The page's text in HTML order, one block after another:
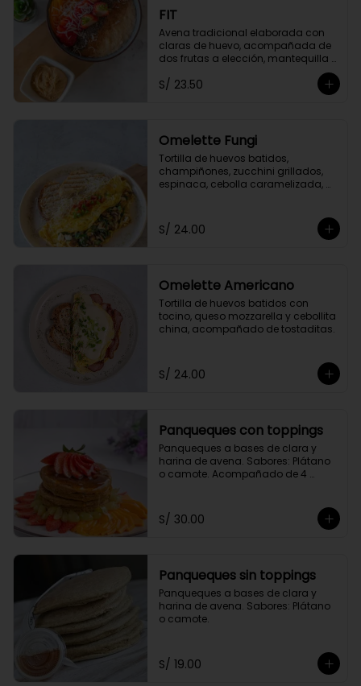
FIT
Avena tradicional elaborada con
claras de huevo, acompañada de
dos frutas a elección, mantequilla
de maní, coco rallado, semillas de
chia y un toque de canela.
S/ 23.50
Omelette Fungi
Tortilla de huevos batidos,
champiñones, zucchini grillados,
espinaca, cebolla caramelizada,
S/ 24.00
Omelette Americano
Tortilla de huevos batidos con
tocino, queso mozzarella y cebollita
china, acompañado de tostaditas.
S/ 24.00
Panqueques con toppings
Panqueques a bases de clara y
harina de avena. Sabores: Plátano
o camote. Acompañado de 4
S/ 30.00
Panqueques sin toppings
Panqueques a bases de clara y
harina de avena. Sabores: Plátano
o camote.
S/ 19.00